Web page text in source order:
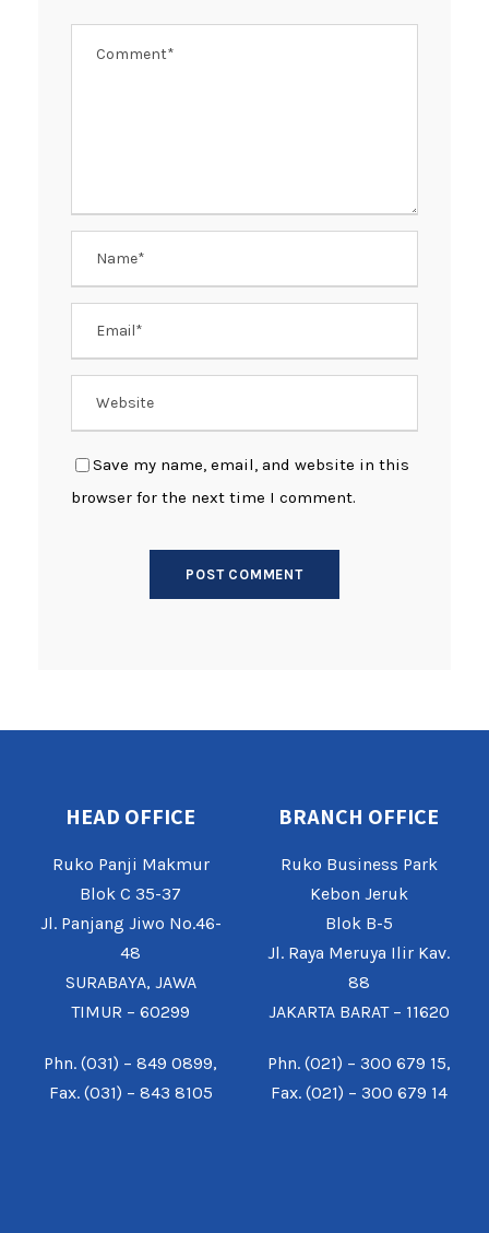
Save my name, email, and website in this
browser for the next time I comment.
HEAD OFFICE
Ruko Panji Makmur
Blok C 35-37
Jl. Panjang Jiwo No.46-
48
SURABAYA, JAWA
TIMUR – 60299
Phn. (031) – 849 0899,
Fax. (031) – 843 8105
BRANCH OFFICE
Ruko Business Park
Kebon Jeruk
Blok B-5
Jl. Raya Meruya Ilir Kav.
88
JAKARTA BARAT – 11620
Phn. (021) – 300 679 15,
Fax. (021) – 300 679 14